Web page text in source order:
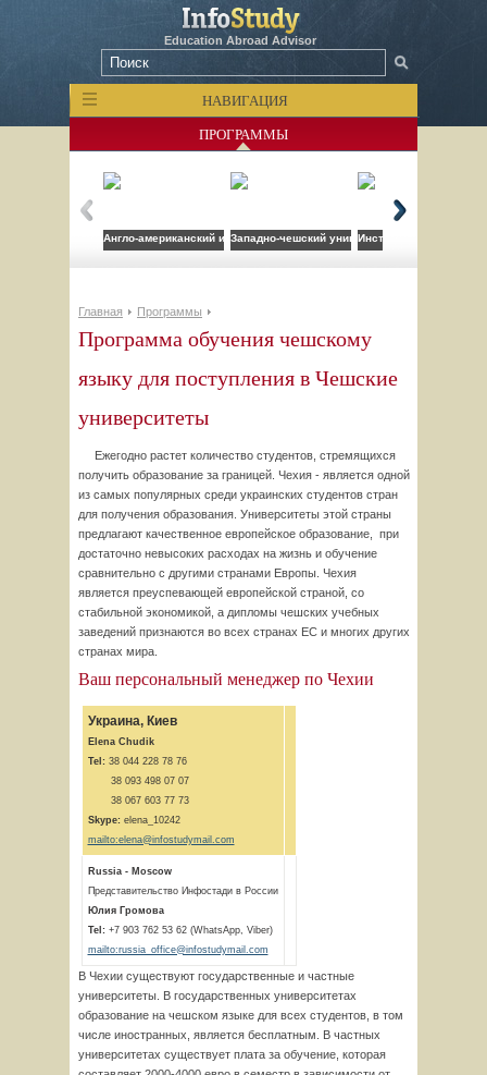
Education Abroad Advisor
НАВИГАЦИЯ
ПРОГРАММЫ
Англо-американский институтЗападно-чешский университет
Институт
Главная Программы
Программа обучения чешскому
языку для поступления в Чешские
университеты
Ежегодно растет количество студентов, стремящихся
получить образование за границей. Чехия - является одной
из самых популярных среди украинских студентов стран
для получения образования. Университеты этой страны
предлагают качественное европейское образование, при
достаточно невысоких расходах на жизнь и обучение
сравнительно с другими странами Европы. Чехия
является преуспевающей европейской страной, со
стабильной экономикой, а дипломы чешских учебных
заведений признаются во всех странах ЕС и многих других
странах мира.
Ваш персональный менеджер по Чехии
Украина, Киев
Elena Chudik
Tel:38 044 228 78 76
38 093 498 07 07
38 067 603 77 73
Skype:elena_10242
mailto:elena@infostudymail.com
Russia - Moscow
Представительство Инфостади в России
Юлия Громова
Tel: +7 903 762 53 62 (WhatsApp, Viber)
mailto:russia_office@infostudymail.com
В Чехии существуют государственные и частные
университеты. В государственных университетах
образование на чешском языке для всех студентов, в том
числе иностранных, является бесплатным. В частных
университетах существует плата за обучение, которая